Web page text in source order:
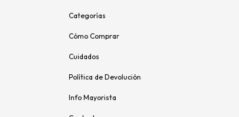
Categorías
Cómo Comprar
Cuidados
Política de Devolución
Info Mayorista